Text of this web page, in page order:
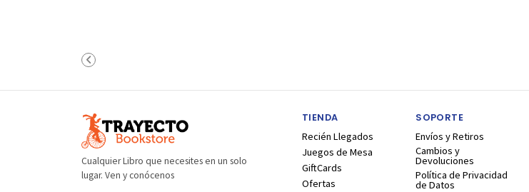
Cualquier Libro que necesites en un solo
lugar. Ven y conócenos
TIENDA
Recién Llegados
Juegos de Mesa
GiftCards
Ofertas
SOPORTE
Envíos y Retiros
Cambios y
Devoluciones
Política de Privacidad
de Datos